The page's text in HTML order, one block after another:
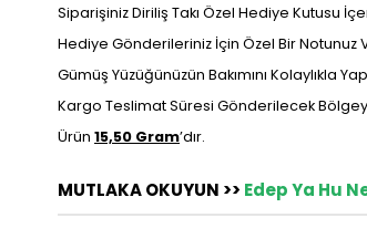
Siparişiniz Diriliş Takı Özel Hediye Kutusu
Hediye Gönderileriniz İçin Özel Bir Notunuz
Gümüş Yüzüğünüzün Bakımını Kolaylıkla
Kargo Teslimat Süresi Gönderilecek
Ürün 15,50 Gram’dır.
MUTLAKA OKUYUN >> Edep Ya Hu